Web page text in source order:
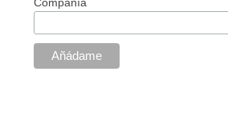
Compañía